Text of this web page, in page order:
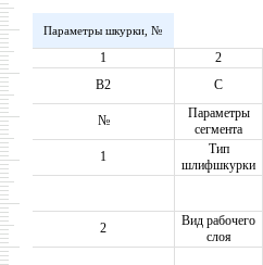
Параметры шкурки, №
1 2
В2
С
№
Параметры
сегмента
1
Тип
шлифшкурки
2
Вид рабочего
слоя